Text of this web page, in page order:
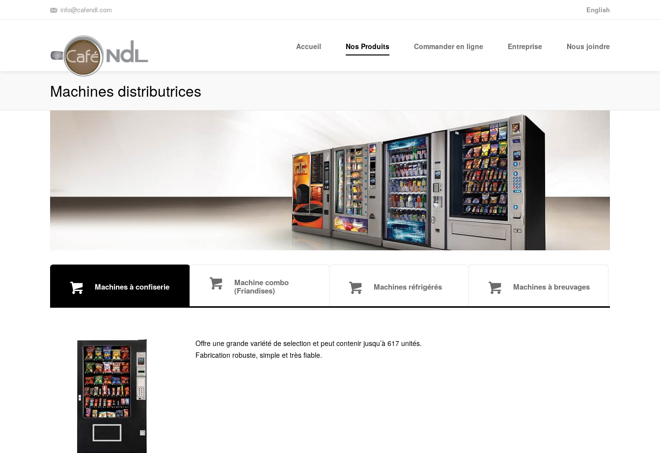
info@cafendl.com English
Accueil Nos Produits Commander en ligne Entreprise Nous joindre
Machines distributrices
Machines à confiserie Machine combo
(Friandises) Machines réfrigérés Machines à breuvages
Offre une grande variété de selection et peut contenir jusqu’à 617 unités.
Fabrication robuste, simple et très fiable.